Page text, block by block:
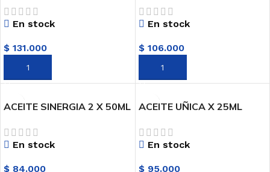
En stock
$ 131.000
AÑADIR AL CARRITO
En stock
$106.000
AÑADIR AL CARRITO
ACEITE SINERGIA 2 X 50ML
En stock
$ 84.000
ACEITE UÑICA X 25ML
En stock
$95.000